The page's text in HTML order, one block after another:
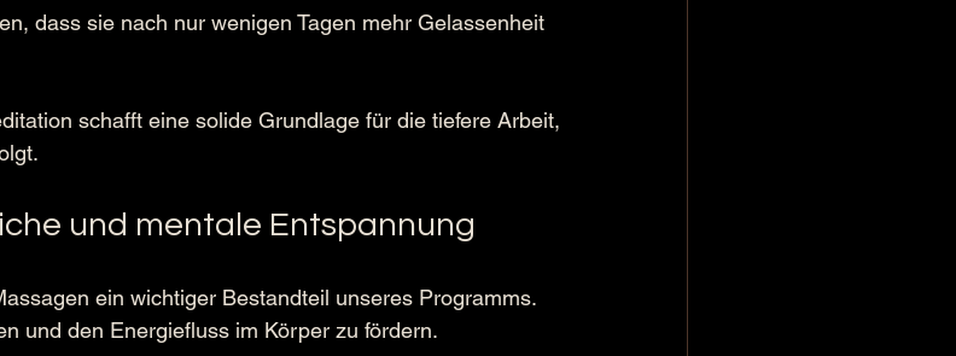
dass sie nach nur wenigen Tagen mehr Gelassenheit
schafft eine solide Grundlage für die tiefere Arbeit,
und mentale Entspannung
ein wichtiger Bestandteil unseres Programms.
und den Energiefluss im Körper zu fördern.